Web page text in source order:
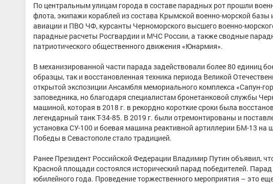
По центральным улицам города в составе парадных рот прошли
флота, экипажи кораблей из состава Крымской военно-морской
авиации и ПВО ЧФ, курсанты Черноморского высшего военно-
парадные расчеты Росгвардии и МЧС России, а также сводные
патриотического общественного движения «Юнармия».
В механизированной части парада задействовали более 80 единиц
образцы, так и восстановленная техника периода Великой
открытой экспозиции Ансамбля мемориального комплекса «Сапун-
заповедника, но благодаря специалистам бронетанковой службы
машиной, которая в 2018 г. в рекордно короткие сроки была
легендарный танк Т-34-85. В 2019 г. были отремонтированы и
установка СУ-100 и боевая машина реактивной артиллерии БМ-13
Победы в Севастополе стало традицией.
Ранее Президент Российской Федерации Владимир Путин объявил,
Красной площади состоялся исторический парад победителей.
юбилейного года. Проведение торжественного мероприятия – это